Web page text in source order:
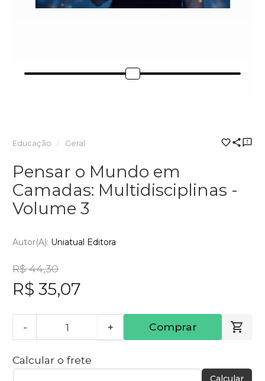
Educação Geral
Pensar o Mundo em
Camadas: Multidisciplinas -
Volume 3
Autor(a): Uniatual Editora
R$ 44,30
R$ 35,07
- + Comprar
Calcular o frete
Calcular